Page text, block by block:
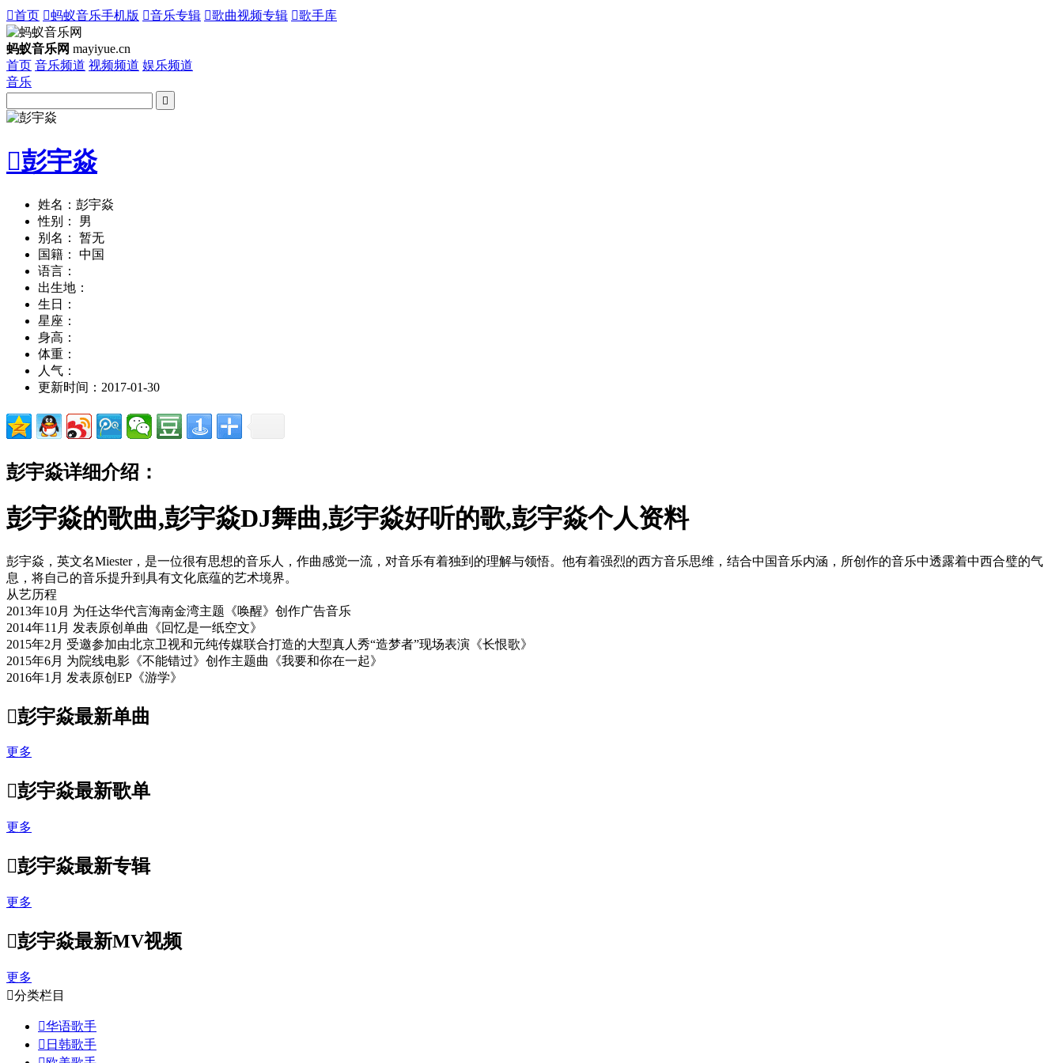
首页 蚂蚁音乐手机版 音乐专辑 歌曲视频专辑 歌手库
蚂蚁音乐网 mayiyue.cn
首页 音乐频道 视频频道 娱乐频道
音乐

彭宇焱
姓名：彭宇焱
性别： 男
别名： 暂无
国籍： 中国
语言：
出生地：
生日：
星座：
身高：
体重：
人气：
更新时间：2017-01-30
彭宇焱详细介绍：
彭宇焱的歌曲,彭宇焱DJ舞曲,彭宇焱好听的歌,彭宇焱个人资料
彭宇焱，英文名Miester，是一位很有思想的音乐人，作曲感觉一流，对音乐有着独到的理解与领悟。他有着强烈的西方音乐思维，结合中国音乐内涵，所创作的音乐中透露着中西合璧的气
息，将自己的音乐提升到具有文化底蕴的艺术境界。
从艺历程
2013年10月 为任达华代言海南金湾主题《唤醒》创作广告音乐
2014年11月 发表原创单曲《回忆是一纸空文》
2015年2月 受邀参加由北京卫视和元纯传媒联合打造的大型真人秀“造梦者”现场表演《长恨歌》
2015年6月 为院线电影《不能错过》创作主题曲《我要和你在一起》
2016年1月 发表原创EP《游学》
彭宇焱最新单曲
更多
彭宇焱最新歌单
更多
彭宇焱最新专辑
更多
彭宇焱最新MV视频
更多
分类栏目
华语歌手
 日韩歌手